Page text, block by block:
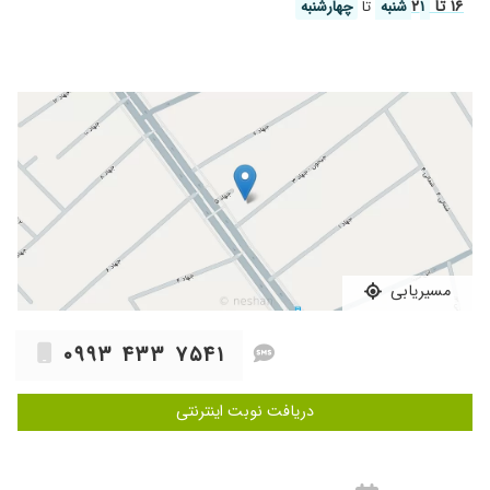
شدم
خیلی عالی صبورومهربون.. ۱۴۰۵/۰۵/۱۳
باورم نمیشد انقد محترم باشن عالی بود ۱۴۰۵/۰۵/۱۰
تحت جراحی لاپاروسکوپی قرار گرفتم بسیار عالی
بود
۱۴۰۵/۰۳/۱۴
سلام ب نظر من خانم دکتر یزدی زاده مهربون و
خوش برخورد هستند خیلی زود تشخیص میدهند
واقعن یک بار برید میفهمید که چه دکتر خفنی
هستن
۱۴۰۵/۰۲/۱۷
دکتر عزیز خوش برخورد و مهربون ویزیت شدم و
اصلا درد نداشتم اگه این مشکل و دارید حتما خانم
دکتر پیشنهاد میدم
۱۶ تا ۲ ۱ شنبه تا چهارشنبه
مسیریابی
۰۹۹۳ ۴۳۳ ۷۵۴۱
دریافت نوبت اینترنتی